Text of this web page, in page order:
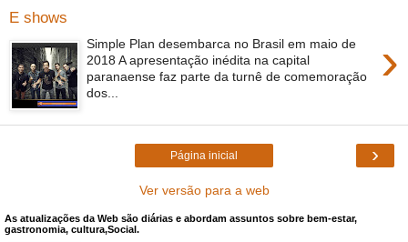
E shows
›
Simple Plan desembarca no Brasil em maio de
2018 A apresentação inédita na capital
paranaense faz parte da turnê de comemoração
dos...
›
Página inicial
Ver versão para a web
As atualizações da Web são diárias e abordam assuntos sobre bem-estar,
gastronomia, cultura,Social.